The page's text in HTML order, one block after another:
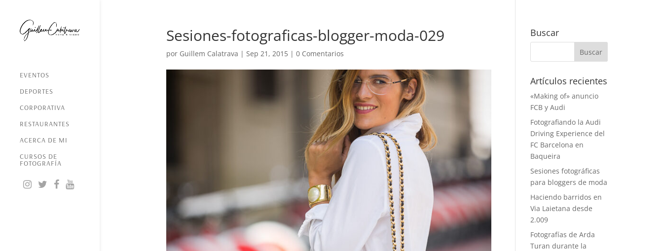
EVENTOS
DEPORTES
CORPORATIVA
RESTAURANTES
ACERCA DE MI
CURSOS DE
FOTOGRAFÍA
Sesiones-fotograficas-blogger-moda-029
por Guillem Calatrava | Sep 21, 2015| 0 Comentarios
Buscar
Artículos recientes
«Making of» anuncio
FCB y Audi
Fotografiando la Audi
Driving Experience del
FC Barcelona en
Baqueira
Sesiones fotográficas
para bloggers de moda
Haciendo barridos en
Via Laietana desde
2.009
Fotografías de Arda
Turan durante la